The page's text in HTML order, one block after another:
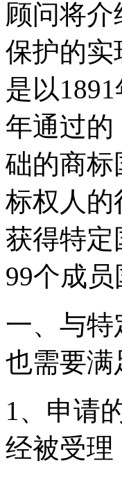
顾问将
保护的实
是以
年通过的
础的商标
标权人的
获得特定
99个成员
一、与
也需要满
1、申请
经被受理